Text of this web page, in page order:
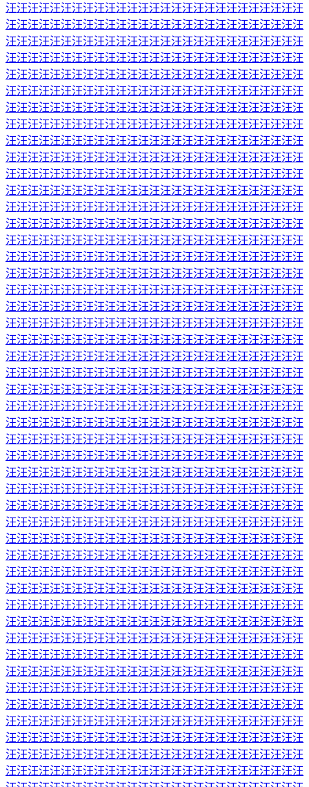
汪汪汪汪汪汪汪汪汪汪汪汪汪汪汪汪汪汪汪汪汪汪汪汪汪汪汪
汪汪汪汪汪汪汪汪汪汪汪汪汪汪汪汪汪汪汪汪汪汪汪汪汪汪汪
汪汪汪汪汪汪汪汪汪汪汪汪汪汪汪汪汪汪汪汪汪汪汪汪汪汪汪
汪汪汪汪汪汪汪汪汪汪汪汪汪汪汪汪汪汪汪汪汪汪汪汪汪汪汪
汪汪汪汪汪汪汪汪汪汪汪汪汪汪汪汪汪汪汪汪汪汪汪汪汪汪汪
汪汪汪汪汪汪汪汪汪汪汪汪汪汪汪汪汪汪汪汪汪汪汪汪汪汪汪
汪汪汪汪汪汪汪汪汪汪汪汪汪汪汪汪汪汪汪汪汪汪汪汪汪汪汪
汪汪汪汪汪汪汪汪汪汪汪汪汪汪汪汪汪汪汪汪汪汪汪汪汪汪汪
汪汪汪汪汪汪汪汪汪汪汪汪汪汪汪汪汪汪汪汪汪汪汪汪汪汪汪
汪汪汪汪汪汪汪汪汪汪汪汪汪汪汪汪汪汪汪汪汪汪汪汪汪汪汪
汪汪汪汪汪汪汪汪汪汪汪汪汪汪汪汪汪汪汪汪汪汪汪汪汪汪汪
汪汪汪汪汪汪汪汪汪汪汪汪汪汪汪汪汪汪汪汪汪汪汪汪汪汪汪
汪汪汪汪汪汪汪汪汪汪汪汪汪汪汪汪汪汪汪汪汪汪汪汪汪汪汪
汪汪汪汪汪汪汪汪汪汪汪汪汪汪汪汪汪汪汪汪汪汪汪汪汪汪汪
汪汪汪汪汪汪汪汪汪汪汪汪汪汪汪汪汪汪汪汪汪汪汪汪汪汪汪
汪汪汪汪汪汪汪汪汪汪汪汪汪汪汪汪汪汪汪汪汪汪汪汪汪汪汪
汪汪汪汪汪汪汪汪汪汪汪汪汪汪汪汪汪汪汪汪汪汪汪汪汪汪汪
汪汪汪汪汪汪汪汪汪汪汪汪汪汪汪汪汪汪汪汪汪汪汪汪汪汪汪
汪汪汪汪汪汪汪汪汪汪汪汪汪汪汪汪汪汪汪汪汪汪汪汪汪汪汪
汪汪汪汪汪汪汪汪汪汪汪汪汪汪汪汪汪汪汪汪汪汪汪汪汪汪汪
汪汪汪汪汪汪汪汪汪汪汪汪汪汪汪汪汪汪汪汪汪汪汪汪汪汪汪
汪汪汪汪汪汪汪汪汪汪汪汪汪汪汪汪汪汪汪汪汪汪汪汪汪汪汪
汪汪汪汪汪汪汪汪汪汪汪汪汪汪汪汪汪汪汪汪汪汪汪汪汪汪汪
汪汪汪汪汪汪汪汪汪汪汪汪汪汪汪汪汪汪汪汪汪汪汪汪汪汪汪
汪汪汪汪汪汪汪汪汪汪汪汪汪汪汪汪汪汪汪汪汪汪汪汪汪汪汪
汪汪汪汪汪汪汪汪汪汪汪汪汪汪汪汪汪汪汪汪汪汪汪汪汪汪汪
汪汪汪汪汪汪汪汪汪汪汪汪汪汪汪汪汪汪汪汪汪汪汪汪汪汪汪
汪汪汪汪汪汪汪汪汪汪汪汪汪汪汪汪汪汪汪汪汪汪汪汪汪汪汪
汪汪汪汪汪汪汪汪汪汪汪汪汪汪汪汪汪汪汪汪汪汪汪汪汪汪汪
汪汪汪汪汪汪汪汪汪汪汪汪汪汪汪汪汪汪汪汪汪汪汪汪汪汪汪
汪汪汪汪汪汪汪汪汪汪汪汪汪汪汪汪汪汪汪汪汪汪汪汪汪汪汪
汪汪汪汪汪汪汪汪汪汪汪汪汪汪汪汪汪汪汪汪汪汪汪汪汪汪汪
汪汪汪汪汪汪汪汪汪汪汪汪汪汪汪汪汪汪汪汪汪汪汪汪汪汪汪
汪汪汪汪汪汪汪汪汪汪汪汪汪汪汪汪汪汪汪汪汪汪汪汪汪汪汪
汪汪汪汪汪汪汪汪汪汪汪汪汪汪汪汪汪汪汪汪汪汪汪汪汪汪汪
汪汪汪汪汪汪汪汪汪汪汪汪汪汪汪汪汪汪汪汪汪汪汪汪汪汪汪
汪汪汪汪汪汪汪汪汪汪汪汪汪汪汪汪汪汪汪汪汪汪汪汪汪汪汪
汪汪汪汪汪汪汪汪汪汪汪汪汪汪汪汪汪汪汪汪汪汪汪汪汪汪汪
汪汪汪汪汪汪汪汪汪汪汪汪汪汪汪汪汪汪汪汪汪汪汪汪汪汪汪
汪汪汪汪汪汪汪汪汪汪汪汪汪汪汪汪汪汪汪汪汪汪汪汪汪汪汪
汪汪汪汪汪汪汪汪汪汪汪汪汪汪汪汪汪汪汪汪汪汪汪汪汪汪汪
汪汪汪汪汪汪汪汪汪汪汪汪汪汪汪汪汪汪汪汪汪汪汪汪汪汪汪
汪汪汪汪汪汪汪汪汪汪汪汪汪汪汪汪汪汪汪汪汪汪汪汪汪汪汪
汪汪汪汪汪汪汪汪汪汪汪汪汪汪汪汪汪汪汪汪汪汪汪汪汪汪汪
汪汪汪汪汪汪汪汪汪汪汪汪汪汪汪汪汪汪汪汪汪汪汪汪汪汪汪
汪汪汪汪汪汪汪汪汪汪汪汪汪汪汪汪汪汪汪汪汪汪汪汪汪汪汪
汪汪汪汪汪汪汪汪汪汪汪汪汪汪汪汪汪汪汪汪汪汪汪汪汪汪汪